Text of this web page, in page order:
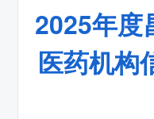
2025年度
医药机构